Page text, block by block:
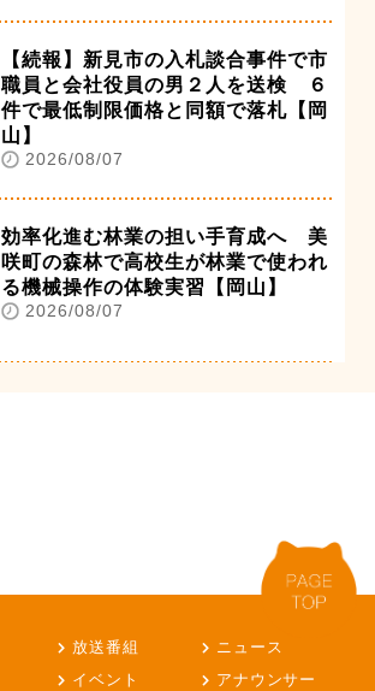
【続報】新見市の入札談合事件で市
職員と会社役員の男２人を送検 ６
件で最低制限価格と同額で落札【岡
山】
2026/08/07
効率化進む林業の担い手育成へ 美
咲町の森林で高校生が林業で使われ
る機械操作の体験実習【岡山】
2026/08/07
放送番組
ニュース
イベント
アナウンサー